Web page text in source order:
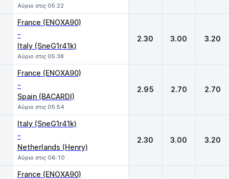
Αύριο στις 05:22
France (ENOXA90)
-
Italy (SneG1r41k)
Αύριο στις 05:38
2.30 3.00 3.20
France (ENOXA90)
-
Spain (BACARDI)
Αύριο στις 05:54
2.95 2.70 2.70
Italy (SneG1r41k)
-
Netherlands (Henry)
Αύριο στις 06:10
2.30 3.00 3.20
France (ENOXA90)